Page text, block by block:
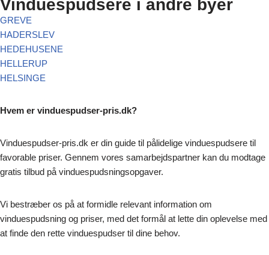
Vinduespudsere i andre byer
GREVE
HADERSLEV
HEDEHUSENE
HELLERUP
HELSINGE
Hvem er vinduespudser-pris.dk?
Vinduespudser-pris.dk er din guide til pålidelige vinduespudsere til
favorable priser. Gennem vores samarbejdspartner kan du modtage
gratis tilbud på vinduespudsningsopgaver.
Vi bestræber os på at formidle relevant information om
vinduespudsning og priser, med det formål at lette din oplevelse med
at finde den rette vinduespudser til dine behov.